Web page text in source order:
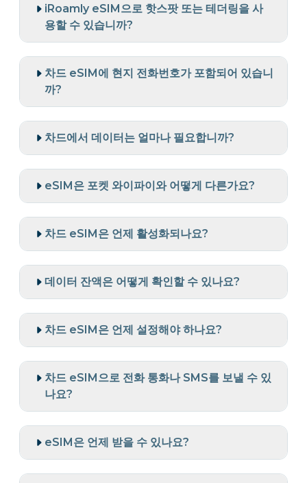
iRoamly eSIM으로 핫스팟 또는 테더링을 사
용할 수 있습니까?
차드 eSIM에 현지 전화번호가 포함되어 있습니
까?
차드에서 데이터는 얼마나 필요합니까?
eSIM은 포켓 와이파이와 어떻게 다른가요?
차드 eSIM은 언제 활성화되나요?
데이터 잔액은 어떻게 확인할 수 있나요?
차드 eSIM은 언제 설정해야 하나요?
차드 eSIM으로 전화 통화나 SMS를 보낼 수 있
나요?
eSIM은 언제 받을 수 있나요?